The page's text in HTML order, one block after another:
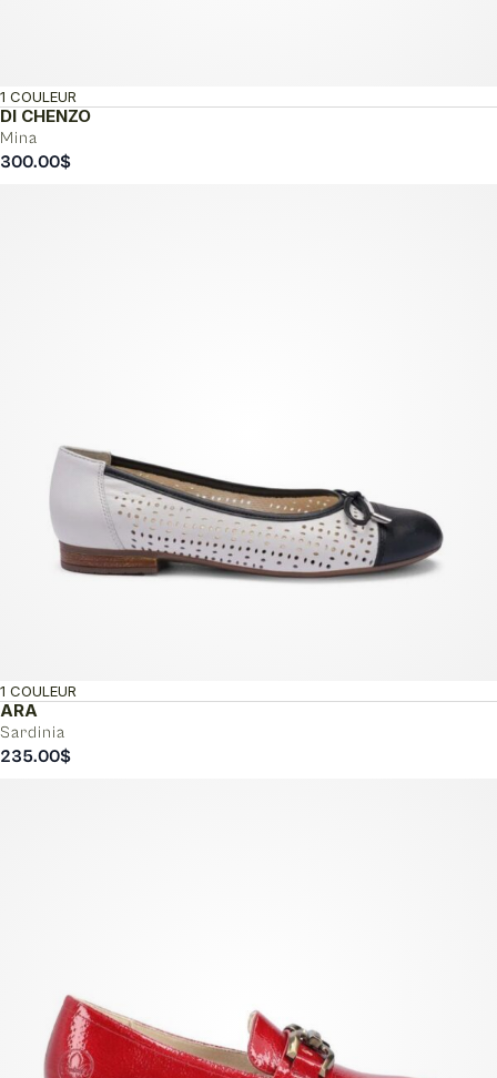
DI CHENZO
Mina
1 COULEUR
300.00$
ARA
Sardinia
1 COULEUR
235.00$